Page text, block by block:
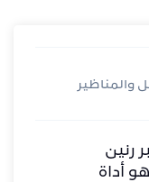
والمناظير
رنين
أداة